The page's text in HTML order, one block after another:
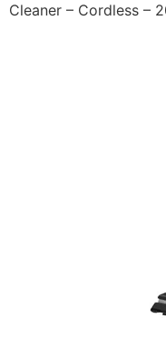
Cleaner – Cordless –